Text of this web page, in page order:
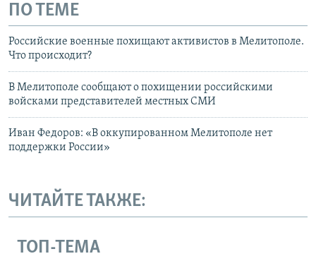
ПО ТЕМЕ
Российские военные похищают активистов в Мелитополе.
Что происходит?
В Мелитополе сообщают о похищении российскими
войсками представителей местных СМИ
Иван Федоров: «В оккупированном Мелитополе нет
поддержки России»
ЧИТАЙТЕ ТАКЖЕ:
ТОП-ТЕМА